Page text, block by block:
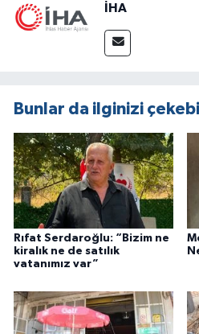
İHA
Bunlar da ilginizi
Rıfat Serdaroğlu: “Bizim ne
kiralık ne de satılık
vatanımız var”